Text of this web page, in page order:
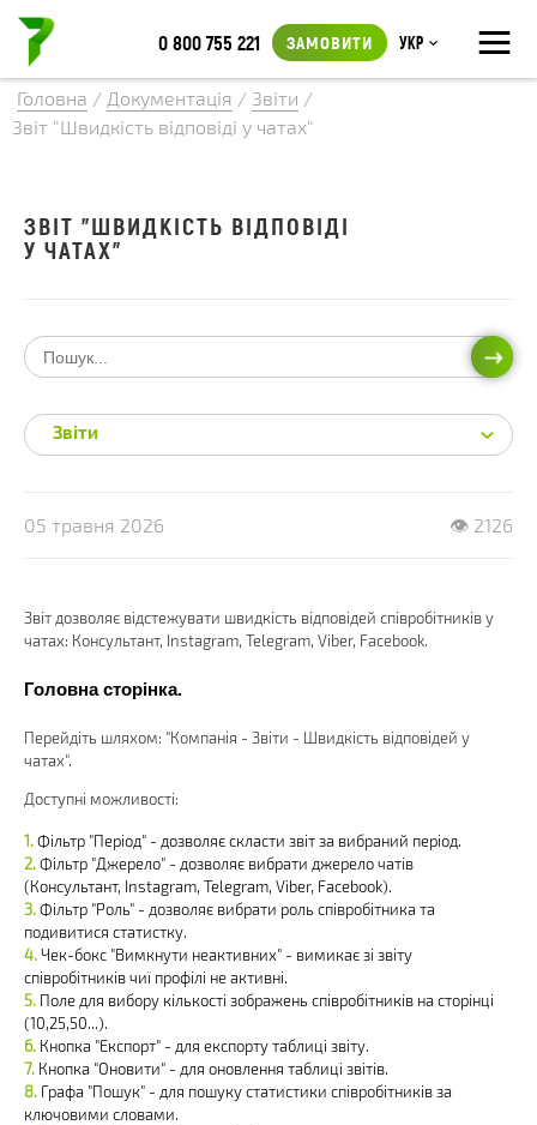
≡
0 800 755 221 ЗАМОВИТИ Укр
Головна / Документація / Звіти /
Звіт "Швидкість відповіді у чатах"
05 травня 2026 👁 2126
Звіт дозволяє відстежувати швидкість відповідей співробітників у
чатах: Консультант, Instagram, Telegram, Viber, Facebook.
Головна сторінка.
Перейдіть шляхом: "Компанія - Звіти - Швидкість відповідей у
чатах".
Доступні можливості:
Фільтр "Період" - дозволяє скласти звіт за вибраний період.
Фільтр "Джерело" - дозволяє вибрати джерело чатів
(Консультант, Instagram, Telegram, Viber, Facebook).
Фільтр "Роль" - дозволяє вибрати роль співробітника та
подивитися статистку.
Чек-бокс "Вимкнути неактивних" - вимикає зі звіту
співробітників чиї профілі не активні.
Поле для вибору кількості зображень співробітників на сторінці
(10,25,50...).
Кнопка "Експорт" - для експорту таблиці звіту.
Кнопка "Оновити" - для оновлення таблиці звітів.
Графа "Пошук" - для пошуку статистики співробітників за
ключовими словами.
ЗВІТ "ШВИДКІСТЬ ВІДПОВІДІ
У ЧАТАХ"
Звіти